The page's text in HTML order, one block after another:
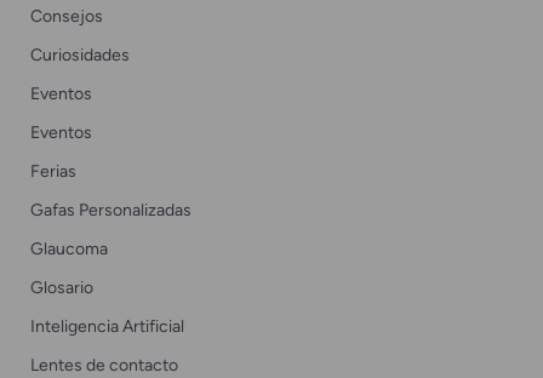
Consejos
Curiosidades
Eventos
Eventos
Ferias
Gafas Personalizadas
Glaucoma
Glosario
Inteligencia Artificial
Lentes de contacto